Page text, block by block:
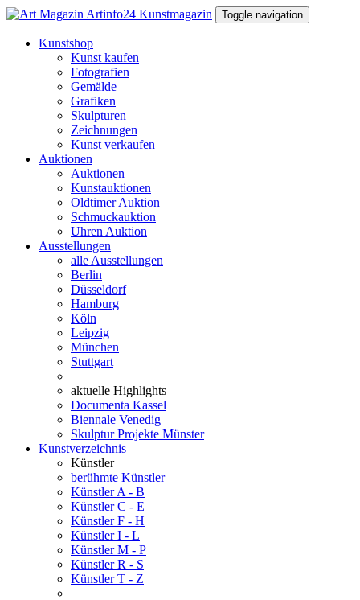
Toggle navigation
Kunstshop
Kunst kaufen
Fotografien
Gemälde
Grafiken
Skulpturen
Zeichnungen
Kunst verkaufen
Auktionen
Auktionen
Kunstauktionen
Oldtimer Auktion
Schmuckauktion
Uhren Auktion
Ausstellungen
alle Ausstellungen
Berlin
Düsseldorf
Hamburg
Köln
Leipzig
München
Stuttgart
aktuelle Highlights
Documenta Kassel
Biennale Venedig
Skulptur Projekte Münster
Kunstverzeichnis
Künstler
berühmte Künstler
Künstler A - B
Künstler C - E
Künstler F - H
Künstler I - L
Künstler M - P
Künstler R - S
Künstler T - Z